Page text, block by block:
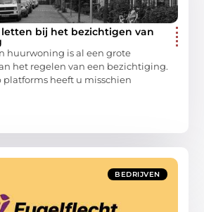
bij het bezichtigen van
huurwoning is al een grote
het regelen van een bezichtiging.
platforms heeft u misschien
BEDRIJVEN